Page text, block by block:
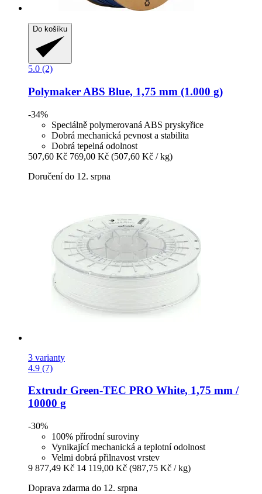
Do košíku
5.0 (2)
Polymaker ABS Blue, 1,75 mm (1.000 g)
-34%
Speciálně polymerovaná ABS pryskyřice
Dobrá mechanická pevnost a stabilita
Dobrá tepelná odolnost
507,60 Kč 769,00 Kč (507,60 Kč / kg)
Doručení do 12. srpna
3 varianty
4.9 (7)
Extrudr Green-​TEC PRO White, 1,75 mm /
10000 g
-30%
100% přírodní suroviny
Vynikající mechanická a teplotní odolnost
Velmi dobrá přilnavost vrstev
9 877,49 Kč 14 119,00 Kč (987,75 Kč / kg)
Doprava zdarma do 12. srpna